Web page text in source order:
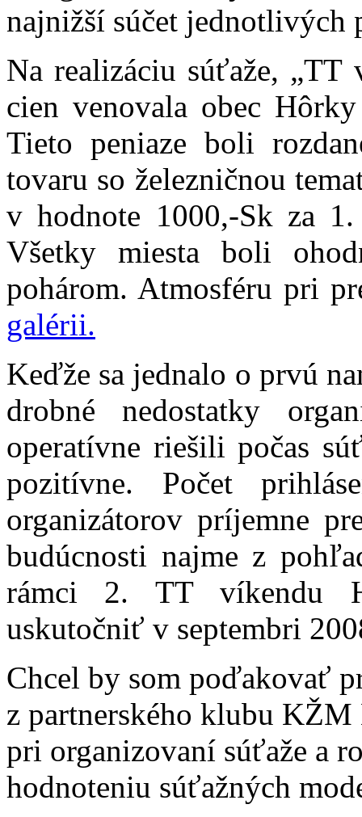
najnižší súčet jednotlivých
Na realizáciu súťaže,
cien venovala obec
Tieto peniaze boli
tovaru so železničnou
v hodnote 1000,-Sk za
Všetky miesta boli
pohárom. Atmosféru pri
galérii.
Keďže sa jednalo o prvú
drobné nedostatky
operatívne riešili počas
pozitívne. Počet
organizátorov príjemne
budúcnosti najme z
rámci 2. TT víkendu
uskutočniť v septembri
Chcel by som poďakovať
z partnerského klubu KŽM
pri organizovaní súťaže a
hodnoteniu súťažných